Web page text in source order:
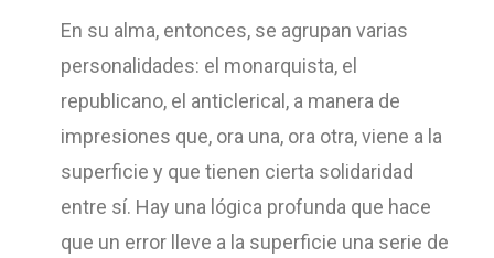
En su alma, entonces, se agrupan varias
personalidades: el monarquista, el
republicano, el anticlerical, a manera de
impresiones que, ora una, ora otra, viene a la
superficie y que tienen cierta solidaridad
entre sí. Hay una lógica profunda que hace
que un error lleve a la superficie una serie de